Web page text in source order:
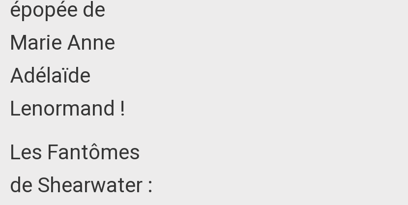
épopée de
Marie Anne
Adélaïde
Lenormand !
Les Fantômes
de Shearwater :